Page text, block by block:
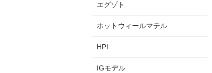
エグゾト
ホットウィールマテル
HPI
IGモデル